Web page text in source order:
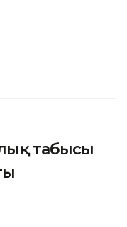
табысы